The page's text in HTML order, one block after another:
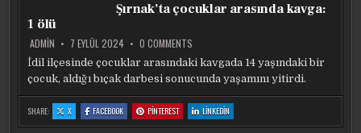
Şırnak’ta çocuklar arasında kavga:
1 ölü
ADMIN 7 EYLÜL 2024 0 COMMENTS
ÇOCUKLAR
ARASINDA
KAVGA:
ÖLÜ
İdil ilçesinde çocuklar arasındaki kavgada 14 yaşındaki bir
çocuk, aldığı bıçak darbesi sonucunda yaşamını yitirdi.
SHARE: X:
ŞIRNAK’TA
ÇOCUKLAR
FACEBOOK:
ŞIRNAK’TA
ÇOCUKLAR
PINTEREST:
ŞIRNAK’TA
ÇOCUKLAR
LINKEDIN
ŞIRNAK’TA
ÇOCUKLAR